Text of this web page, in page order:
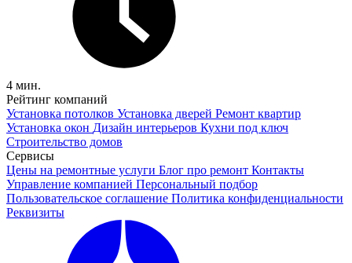
4 мин.
Рейтинг компаний
Установка потолков Установка дверей Ремонт квартир
Установка окон Дизайн интерьеров Кухни под ключ
Строительство домов
Сервисы
Цены на ремонтные услуги Блог про ремонт Контакты
Управление компанией Персональный подбор
Пользовательское соглашение Политика конфиденциальности
Реквизиты